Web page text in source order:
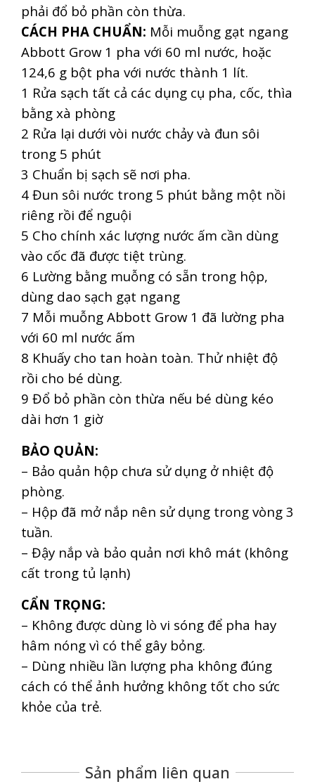
phải đổ bỏ phần còn thừa.
CÁCH PHA CHUẨN: Mỗi muỗng gạt ngang
Abbott Grow 1 pha với 60 ml nước, hoặc
124,6 g bột pha với nước thành 1 lít.
1 Rửa sạch tất cả các dụng cụ pha, cốc, thìa
bằng xà phòng
2 Rửa lại dưới vòi nước chảy và đun sôi
trong 5 phút
3 Chuẩn bị sạch sẽ nơi pha.
4 Đun sôi nước trong 5 phút bằng một nồi
riêng rồi để nguội
5 Cho chính xác lượng nước ấm cần dùng
vào cốc đã được tiệt trùng.
6 Lường bằng muỗng có sẵn trong hộp,
dùng dao sạch gạt ngang
7 Mỗi muỗng Abbott Grow 1 đã lường pha
với 60 ml nước ấm
8 Khuấy cho tan hoàn toàn. Thử nhiệt độ
rồi cho bé dùng.
9 Đổ bỏ phần còn thừa nếu bé dùng kéo
dài hơn 1 giờ
BẢO QUẢN:
– Bảo quản hộp chưa sử dụng ở nhiệt độ
phòng.
– Hộp đã mở nắp nên sử dụng trong vòng 3
tuần.
– Đậy nắp và bảo quản nơi khô mát (không
cất trong tủ lạnh)
CẨN TRỌNG:
– Không được dùng lò vi sóng để pha hay
hâm nóng vì có thể gây bỏng.
– Dùng nhiều lần lượng pha không đúng
cách có thể ảnh hưởng không tốt cho sức
khỏe của trẻ.
Sản phẩm liên quan